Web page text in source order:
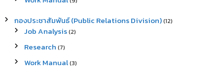
กองประชาสัมพันธ์ (Public Relations Division)(12)
Job Analysis(2)
Research (7)
Work Manual(3)